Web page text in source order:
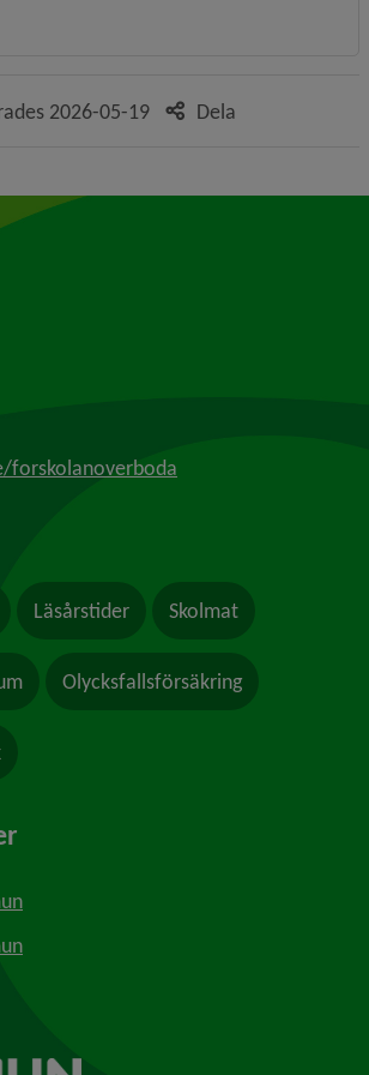
2026-05-19 Dela
forskolanoverboda
Läsårstider Skolmat
Olycksfallsförsäkring